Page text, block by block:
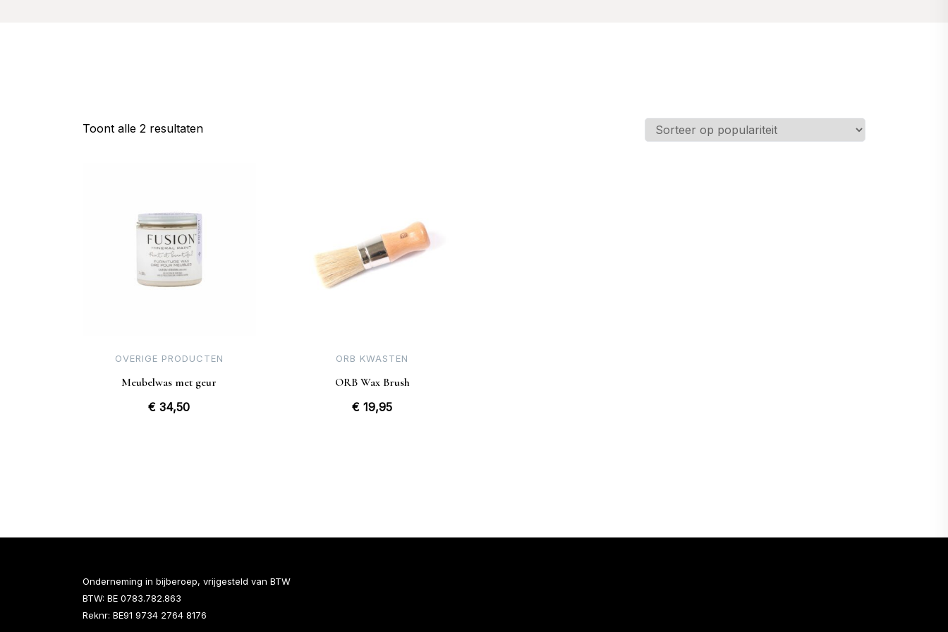
Toont alle 2 resultatenGesorteerd
OVERIGE PRODUCTEN
Meubelwas met geur
€ 34,50
ORB KWASTEN
ORB Wax Brush
€ 19,95
Onderneming in bijberoep, vrijgesteld van BTW
BTW: BE 0783.782.863
Reknr: BE91 9734 2764 8176